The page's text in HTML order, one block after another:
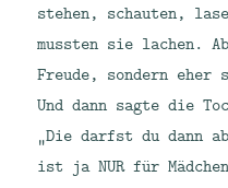
stehen, schauten,
mussten sie lachen.
Freude, sondern eher
Und dann sagte die
„Die darfst du dann
ist ja NUR für